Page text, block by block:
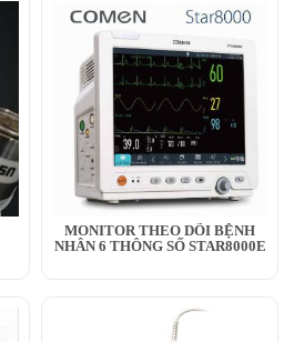
MONITOR THEO DÕI BỆNH
NHÂN 6 THÔNG SỐ STAR8000E